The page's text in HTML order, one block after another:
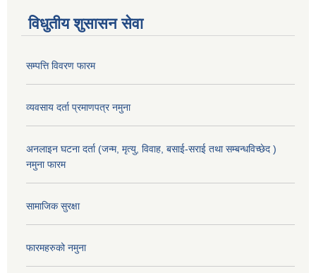
विधुतीय शुसासन सेवा
सम्पत्ति विवरण फारम
व्यवसाय दर्ता प्रमाणपत्र नमुना
अनलाइन घटना दर्ता (जन्म, मृत्यु, विवाह, बसाई-सराई तथा सम्बन्धविच्छेद )
नमुना फारम
सामाजिक सुरक्षा
फारमहरुको नमुना